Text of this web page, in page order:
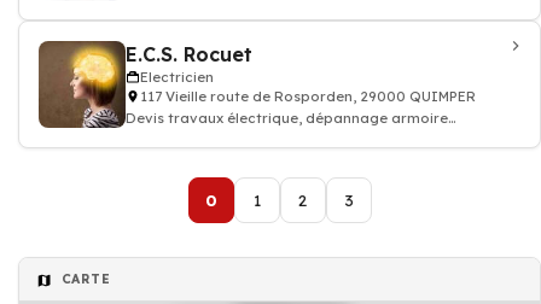
E.C.S. Rocuet
Electricien
117 Vieille route de Rosporden, 29000 QUIMPER
Devis travaux électrique, dépannage armoire
0 1 2 3
CARTE